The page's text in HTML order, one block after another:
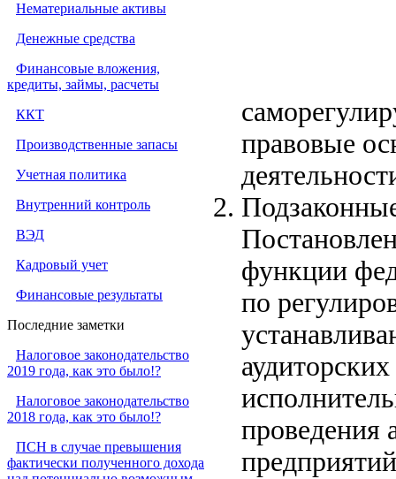
Нематериальные активы
Денежные средства
Финансовые вложения,
кредиты, займы, расчеты
ККТ
Производственные запасы
Учетная политика
Внутренний контроль
ВЭД
Кадровый учет
Финансовые результаты
Последние заметки
Налоговое законодательство
2019 года, как это было!?
Налоговое законодательство
2018 года, как это было!?
ПСН в случае превышения
фактически полученного дохода
правовые
функции
по
проведения